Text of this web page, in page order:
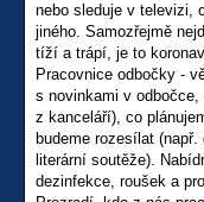
nebo sleduje v televizi,
jiného. Samozřejmě
tíží a trápí, je to
Pracovnice odbočky -
s novinkami v
z kanceláří), co
budeme rozesílat
literární soutěže).
dezinfekce, roušek a